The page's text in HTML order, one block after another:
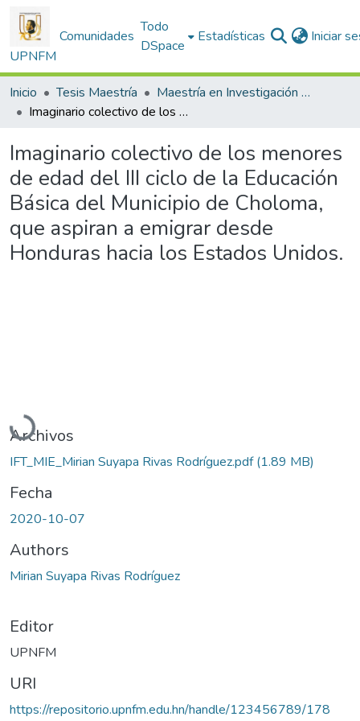
UPNFM
Comunidades
Todo
DSpace
Estadísticas Iniciar
Inicio Tesis Maestría
Maestría en Investigación Educativa
Imaginario colectivo de los menores de edad del III ciclo de la Educación Básica del Municipio de Choloma, que aspiran a emigrar desde Honduras hacia los Estados Unidos.
Imaginario colectivo de los menores
de edad del III ciclo de la Educación
Básica del Municipio de Choloma,
que aspiran a emigrar desde
Honduras hacia los Estados Unidos.
Cargando...
Archivos
IFT_MIE_Mirian Suyapa Rivas Rodríguez.pdf(1.89 MB)
Fecha
2020-10-07
Authors
Mirian Suyapa Rivas Rodríguez
Editor
UPNFM
URI
https://repositorio.upnfm.edu.hn/handle/123456789/178